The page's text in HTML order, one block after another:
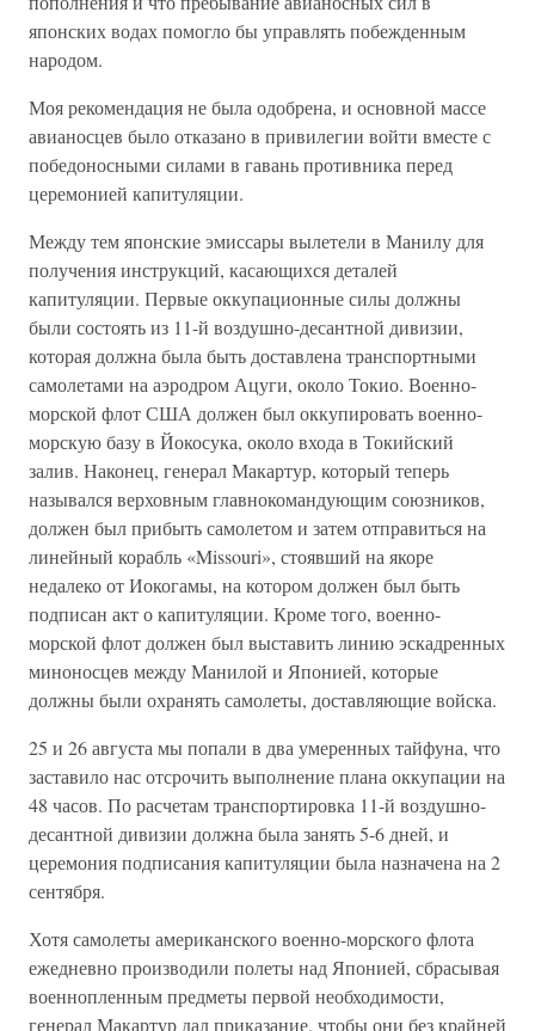
японских водах помогло бы управлять побежденным
народом.
Моя рекомендация не была одобрена, и основной массе
авианосцев было отказано в привилегии войти вместе с
победоносными силами в гавань противника перед
церемонией капитуляции.
Между тем японские эмиссары вылетели в Манилу для
получения инструкций, касающихся деталей
капитуляции. Первые оккупационные силы должны
были состоять из 11-й воздушно-десантной дивизии,
которая должна была быть доставлена транспортными
самолетами на аэродром Ацуги, около Токио. Военно-
морской флот США должен был оккупировать военно-
морскую базу в Йокосука, около входа в Токийский
залив. Наконец, генерал Макартур, который теперь
назывался верховным главнокомандующим союзников,
должен был прибыть самолетом и затем отправиться на
линейный корабль «Missouri», стоявший на якоре
недалеко от Иокогамы, на котором должен был быть
подписан акт о капитуляции. Кроме того, военно-
морской флот должен был выставить линию эскадренных
миноносцев между Манилой и Японией, которые
должны были охранять самолеты, доставляющие войска.
25 и 26 августа мы попали в два умеренных тайфуна, что
заставило нас отсрочить выполнение плана оккупации на
48 часов. По расчетам транспортировка 11-й воздушно-
десантной дивизии должна была занять 5-6 дней, и
церемония подписания капитуляции была назначена на 2
сентября.
Хотя самолеты американского военно-морского флота
ежедневно производили полеты над Японией, сбрасывая
военнопленным предметы первой необходимости,
генерал Макартур дал приказание, чтобы они без крайней